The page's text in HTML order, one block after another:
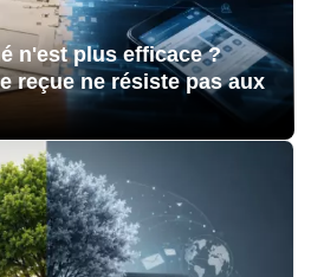
n'est plus efficace ?
reçue ne résiste pas aux